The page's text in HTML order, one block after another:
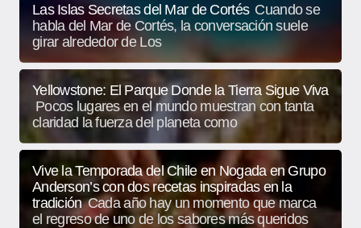
Las Islas Secretas del Mar de Cortés Cuando se
habla del Mar de Cortés, la conversación suele
girar alrededor de Los
Yellowstone: El Parque Donde la Tierra Sigue Viva
Pocos lugares en el mundo muestran con tanta
claridad la fuerza del planeta como
Vive la Temporada del Chile en Nogada en Grupo
Anderson’s con dos recetas inspiradas en la
tradición Cada año hay un momento que marca
el regreso de uno de los sabores más queridos